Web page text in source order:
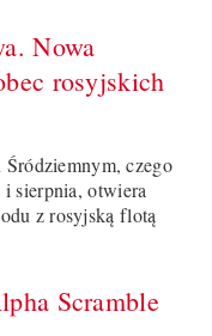
Nowa
rosyjskich
czego
sierpnia, otwiera
z rosyjską flotą
Scramble